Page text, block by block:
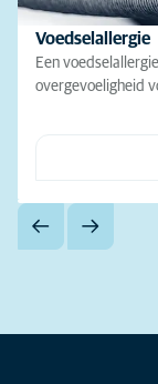
Voedselallergie
Een
overgevoeligheid